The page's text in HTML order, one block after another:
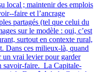
local ; maintenir des emplois
faire et l’ancrage
partagés (tel que celui du
sur le modèle : oui, c’est
surtout en contexte rural,
Dans ces milieux-là, quand
un vrai levier pour garder
savoir-faire. La Capitale-